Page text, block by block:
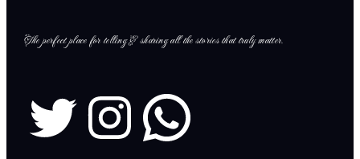
The perfect place for telling & sharing all the stories that truly matter.